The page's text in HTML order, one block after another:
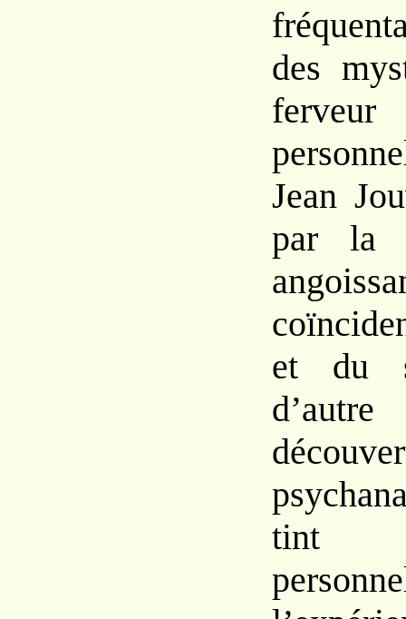
des
Jean
par la
et du
tint